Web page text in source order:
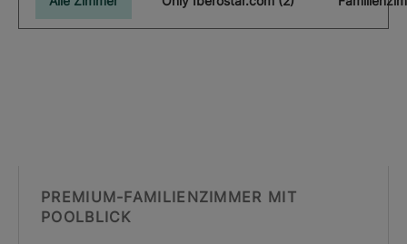
PREMIUM-FAMILIENZIMMER MIT
POOLBLICK